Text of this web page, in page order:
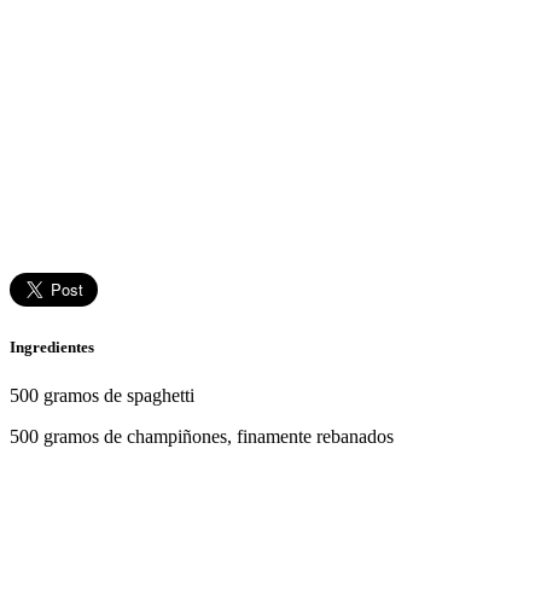
Ingredientes
500 gramos de spaghetti
500 gramos de champiñones, finamente rebanados